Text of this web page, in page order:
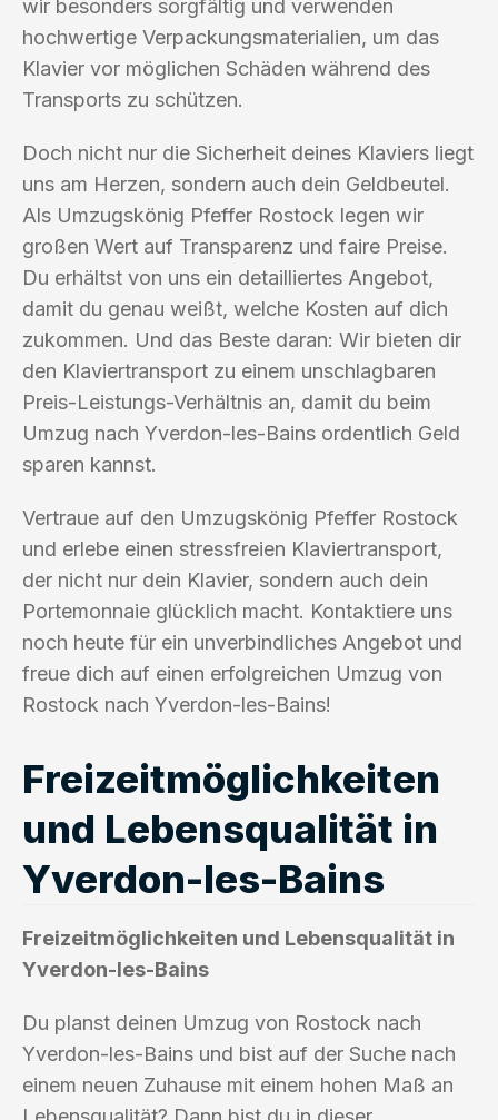
wir besonders sorgfältig und verwenden
hochwertige Verpackungsmaterialien, um das
Klavier vor möglichen Schäden während des
Transports zu schützen.
Doch nicht nur die Sicherheit deines Klaviers liegt
uns am Herzen, sondern auch dein Geldbeutel.
Als Umzugskönig Pfeffer Rostock legen wir
großen Wert auf Transparenz und faire Preise.
Du erhältst von uns ein detailliertes Angebot,
damit du genau weißt, welche Kosten auf dich
zukommen. Und das Beste daran: Wir bieten dir
den Klaviertransport zu einem unschlagbaren
Preis-Leistungs-Verhältnis an, damit du beim
Umzug nach Yverdon-les-Bains ordentlich Geld
sparen kannst.
Vertraue auf den Umzugskönig Pfeffer Rostock
und erlebe einen stressfreien Klaviertransport,
der nicht nur dein Klavier, sondern auch dein
Portemonnaie glücklich macht. Kontaktiere uns
noch heute für ein unverbindliches Angebot und
freue dich auf einen erfolgreichen Umzug von
Rostock nach Yverdon-les-Bains!
Freizeitmöglichkeiten
und Lebensqualität in
Yverdon-les-Bains
Freizeitmöglichkeiten und Lebensqualität in
Yverdon-les-Bains
Du planst deinen Umzug von Rostock nach
Yverdon-les-Bains und bist auf der Suche nach
einem neuen Zuhause mit einem hohen Maß an